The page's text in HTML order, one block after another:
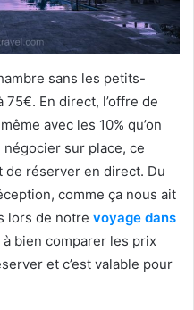
sans les petits-
En direct, l’offre de
avec les 10% qu’on
sur place, ce
de réserver en direct. Du
comme ça nous ait
lors de notre voyage dans
à bien comparer les prix
et c’est valable pour